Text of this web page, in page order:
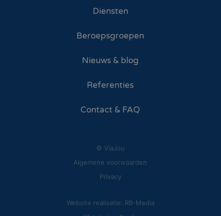
Diensten
Beroepsgroepen
Nieuws & blog
Referenties
Contact & FAQ
© ViaJou
Algemene voorwaarden
Privacy
Website realisatie: RB-Media